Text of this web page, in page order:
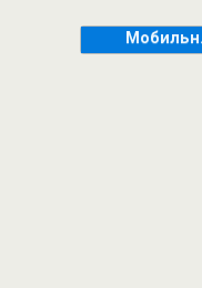
Мобильн.